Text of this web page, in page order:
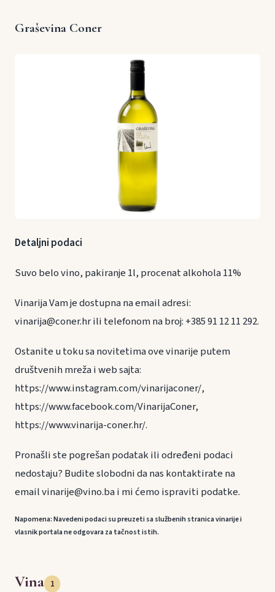
Graševina Coner
Detaljni podaci
Suvo belo vino, pakiranje 1l, procenat alkohola 11%
Vinarija Vam je dostupna na email adresi:
vinarija@coner.hr ili telefonom na broj: +385 91 12 11 292.
Ostanite u toku sa novitetima ove vinarije putem
društvenih mreža i web sajta:
https://www.instagram.com/vinarijaconer/,
https://www.facebook.com/VinarijaConer,
https://www.vinarija-coner.hr/.
Pronašli ste pogrešan podatak ili određeni podaci
nedostaju? Budite slobodni da nas kontaktirate na
email vinarije@vino.ba i mi ćemo ispraviti podatke.
Napomena: Navedeni podaci su preuzeti sa službenih stranica vinarije i
vlasnik portala ne odgovara za tačnost istih.
Vina 1